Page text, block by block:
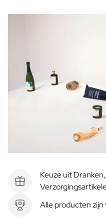
Keuze uit
Alle producten